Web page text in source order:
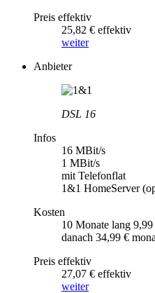
Preis effektiv
25,82 € effektiv
weiter
Anbieter
DSL 16
Infos
16 MBit/s
1 MBit/s
mit Telefonflat
1&1 HomeServer
Kosten
10 Monate lang 9,99
danach 34,99 €
Preis effektiv
27,07 € effektiv
weiter